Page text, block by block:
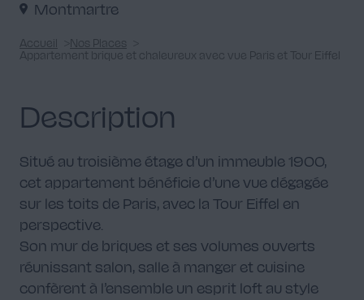
Chambre d'enfant 3
Montmartre
Accueil
Nos Places
Appartement brique et chaleureux avec vue Paris et Tour Eiffel
Description
Situé au troisième étage d’un immeuble 1900,
cet appartement bénéficie d’une vue dégagée
sur les toits de Paris, avec la Tour Eiffel en
perspective.
Son mur de briques et ses volumes ouverts
réunissant salon, salle à manger et cuisine
confèrent à l’ensemble un esprit loft au style